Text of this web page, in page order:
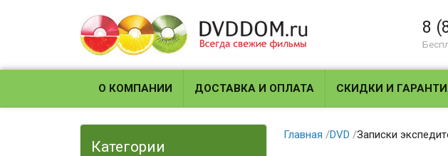
8
О КОМПАНИИ ДОСТАВКА И ОПЛАТА СКИДКИ И
Категории
Главная /DVD /Записки